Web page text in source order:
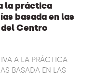
la práctica
basada en las
Centro
A LA PRÁCTICA
BASADA EN LAS